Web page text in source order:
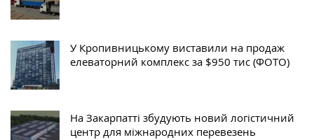
У Кропивницькому виставили на продаж
елеваторний комплекс за $950 тис (ФОТО)
На Закарпатті збудують новий логістичний
центр для міжнародних перевезень